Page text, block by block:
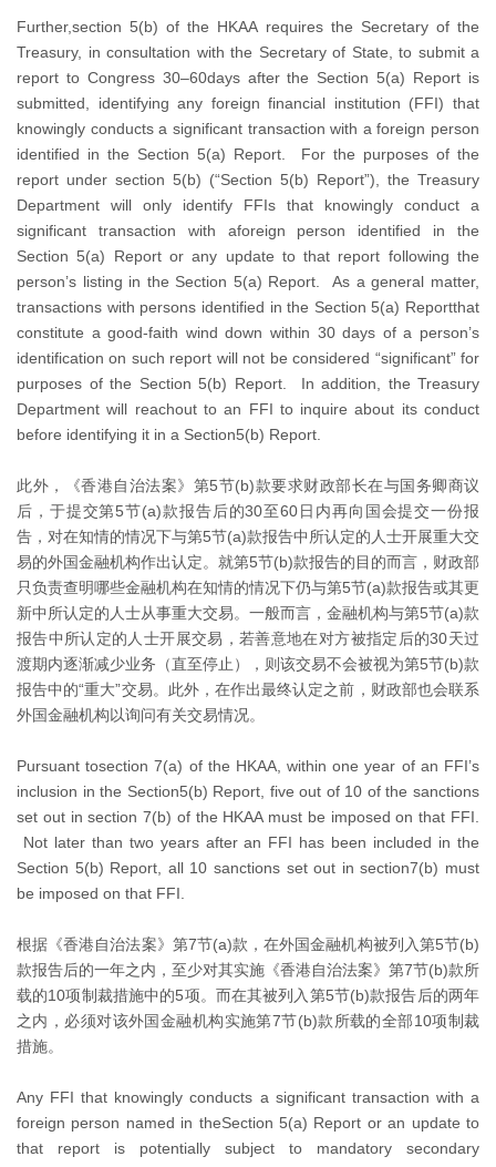
Further,section 5(b) of the HKAA requires the Secretary of the
Treasury, in consultation with the Secretary of State, to submit a
report to Congress 30–60days after the Section 5(a) Report is
submitted, identifying any foreign financial institution (FFI) that
knowingly conducts a significant transaction with a foreign person
identified in the Section 5(a) Report. For the purposes of the
report under section 5(b) (“Section 5(b) Report”), the Treasury
Department will only identify FFIs that knowingly conduct a
significant transaction with aforeign person identified in the
Section 5(a) Report or any update to that report following the
person’s listing in the Section 5(a) Report. As a general matter,
transactions with persons identified in the Section 5(a) Reportthat
constitute a good-faith wind down within 30 days of a person’s
identification on such report will not be considered “significant” for
purposes of the Section 5(b) Report. In addition, the Treasury
Department will reachout to an FFI to inquire about its conduct
before identifying it in a Section5(b) Report.
此外，《香港自治法案》第5节(b)款要求财政部长在与国务卿商议
后，于提交第5节(a)款报告后的30至60日内再向国会提交一份报
告，对在知情的情况下与第5节(a)款报告中所认定的人士开展重大交
易的外国金融机构作出认定。就第5节(b)款报告的目的而言，财政部
只负责查明哪些金融机构在知情的情况下仍与第5节(a)款报告或其更
新中所认定的人士从事重大交易。一般而言，金融机构与第5节(a)款
报告中所认定的人士开展交易，若善意地在对方被指定后的30天过
渡期内逐渐减少业务（直至停止），则该交易不会被视为第5节(b)款
报告中的“重大”交易。此外，在作出最终认定之前，财政部也会联系
外国金融机构以询问有关交易情况。
Pursuant tosection 7(a) of the HKAA, within one year of an FFI’s
inclusion in the Section5(b) Report, five out of 10 of the sanctions
set out in section 7(b) of the HKAA must be imposed on that FFI.
Not later than two years after an FFI has been included in the
Section 5(b) Report, all 10 sanctions set out in section7(b) must
be imposed on that FFI.
根据《香港自治法案》第7节(a)款，在外国金融机构被列入第5节(b)
款报告后的一年之内，至少对其实施《香港自治法案》第7节(b)款所
载的10项制裁措施中的5项。而在其被列入第5节(b)款报告后的两年
之内，必须对该外国金融机构实施第7节(b)款所载的全部10项制裁
措施。
Any FFI that knowingly conducts a significant transaction with a
foreign person named in theSection 5(a) Report or an update to
that report is potentially subject to mandatory secondary